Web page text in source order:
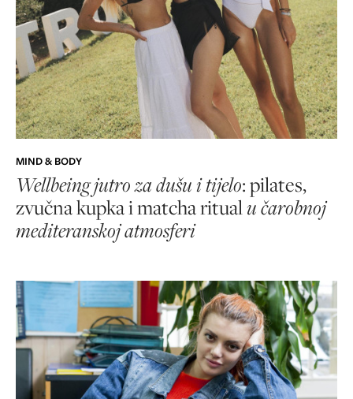
MIND & BODY
Wellbeing jutro za dušu i tijelo: pilates,
zvučna kupka i matcha ritualu čarobnoj
mediteranskoj atmosferi